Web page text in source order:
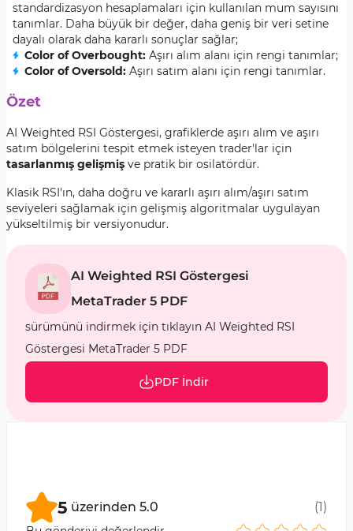
standardizasyon hesaplamaları için kullanılan mum sayısını
tanımlar. Daha büyük bir değer, daha geniş bir veri setine
dayalı olarak daha kararlı sonuçlar sağlar;
Color of Overbought: Aşırı alım alanı için rengi tanımlar;
Color of Oversold: Aşırı satım alanı için rengi tanımlar.
Özet
AI Weighted RSI Göstergesi, grafiklerde aşırı alım ve aşırı
satım bölgelerini tespit etmek isteyen trader'lar için
tasarlanmış gelişmiş ve pratik bir osilatördür.
Klasik RSI'ın, daha doğru ve kararlı aşırı alım/aşırı satım
seviyeleri sağlamak için gelişmiş algoritmalar uygulayan
yükseltilmiş bir versiyonudur.
AI Weighted RSI Göstergesi
MetaTrader 5 PDF
sürümünü indirmek için tıklayın AI Weighted RSI
Göstergesi MetaTrader 5 PDF
PDF İndir
5 üzerinden 5.0 (1)